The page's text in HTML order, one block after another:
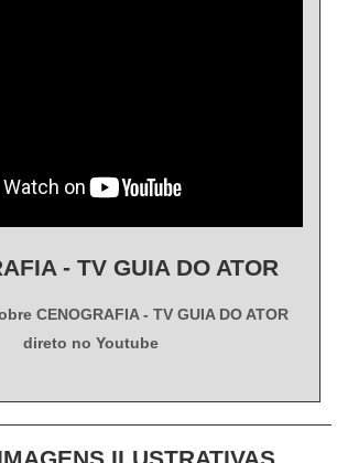
- TV GUIA DO ATOR
CENOGRAFIA - TV GUIA DO ATOR
direto no Youtube
ILUSTRATIVAS